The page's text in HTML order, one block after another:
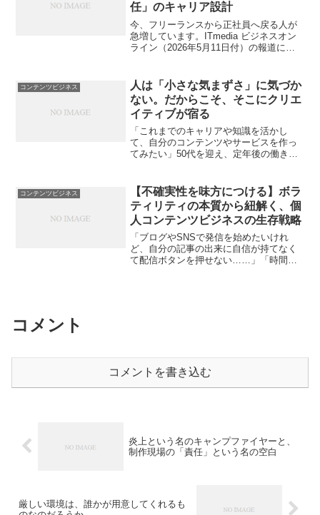
任」のキャリア設計
今、フリーランスから正社員へ戻る人が
急増しています。ITmedia ビジネスオン
ライン（2026年5月11日付）の報道によ
その背景として「コロナ禍による案件...
コンテンツビジネス
人は「小さな気まずさ」に気づか
ない。だからこそ、そこにクリエ
イティブが宿る
「これまでのキャリアや知識を活かし
て、自分のコンテンツやサービスを作っ
てみたい」50代を迎え、定年後の働き方
グ、情報発信、専門サービスなど）に挑
戦しようとする人が増えてい...
コンテンツビジネス
【不確実性を味方につける】ボラ
ティリティの本質から紐解く、個
人コンテンツビジネスの生存戦略
「ブログやSNSで発信を始めたいけれ
ど、自分の記事の出来に自信が持てなく
て配信ボタンを押せない……」「時間を
コメント
コメントを書き込む
炎上という名のキャンプファイヤーと、
制作現場の「責任」という名の空白
厳しい環境は、誰かが用意してくれるも